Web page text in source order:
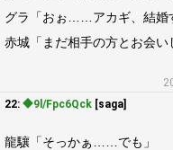
グラ「おぉ……アカギ、結婚
赤城「まだ相手の方とお会
22: ◆9l/Fpc6Qck [saga]
龍驤「そっかぁ……でも」